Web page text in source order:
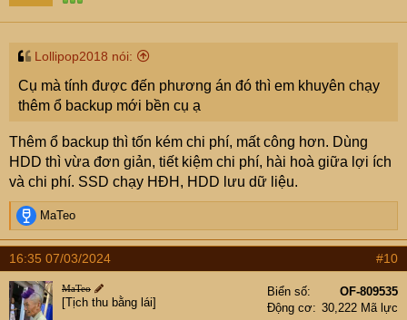
Lollipop2018 nói:
Cụ mà tính được đến phương án đó thì em khuyên chạy
thêm ổ backup mới bền cụ ạ
Thêm ổ backup thì tốn kém chi phí, mất công hơn. Dùng
HDD thì vừa đơn giản, tiết kiệm chi phí, hài hoà giữa lợi ích
và chi phí. SSD chạy HĐH, HDD lưu dữ liệu.
R
e
a
c
t
i
o
MaTeo
16:35 07/03/2024 #10
MaTeo
[Tịch thu bằng lái]
Biển số
OF-809535
Động cơ
30,222 Mã lực